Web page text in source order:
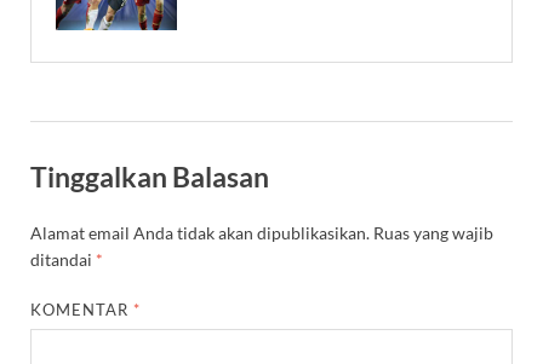
Tinggalkan Balasan
Alamat email Anda tidak akan dipublikasikan. Ruas yang wajib
ditandai *
KOMENTAR *